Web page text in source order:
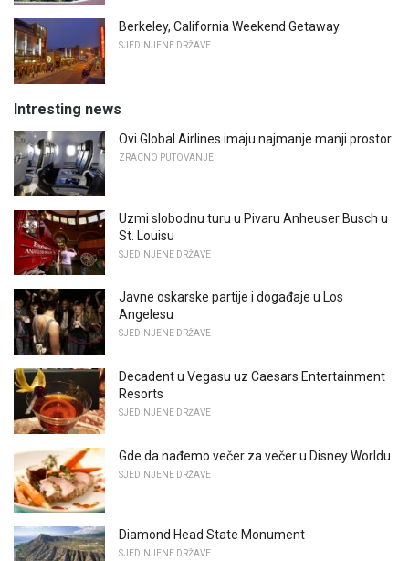
Berkeley, California Weekend Getaway
SJEDINJENE DRŽAVE
Intresting news
Ovi Global Airlines imaju najmanje manji prostor
ZRACNO PUTOVANJE
Uzmi slobodnu turu u Pivaru Anheuser Busch u
St. Louisu
SJEDINJENE DRŽAVE
Javne oskarske partije i događaje u Los
Angelesu
SJEDINJENE DRŽAVE
Decadent u Vegasu uz Caesars Entertainment
Resorts
SJEDINJENE DRŽAVE
Gde da nađemo večer za večer u Disney Worldu
SJEDINJENE DRŽAVE
Diamond Head State Monument
SJEDINJENE DRŽAVE